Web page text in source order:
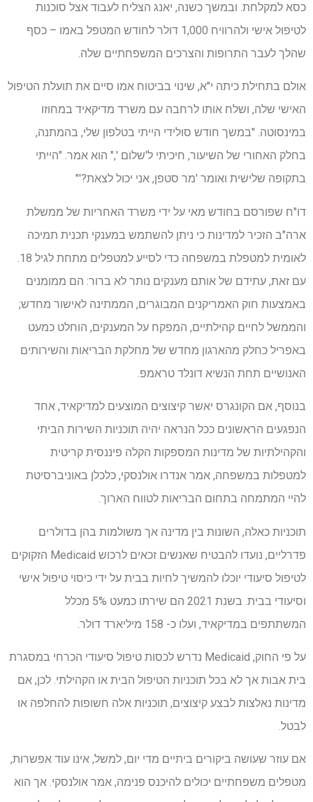
כסא למקלחת. ובמשך כשנה, יאנג הצליח לעבוד אצל סוכנות
לטיפול אישי ולהרוויח 1,000 דולר לחודש המטפל באמו – כסף
שהלך לעבר התרופות והצרכים המשפחתיים שלה.
אולם בתחילת כיתה י"א, שינוי בביטוח אמו סיים את תועלת הטיפול
האישי שלה, ושלח אותו לרחבה עם משרד מדיקאיד במחוזו
במינסוטה. "במשך חודש סולידי הייתי בטלפון שלי, בהמתנה,
בחלק האחורי של השיעור, חיכיתי ל'שלום '," הוא אמר. "הייתי
בתקופה שלישית ואומר 'מר סטפן, אני יכול לצאת?'"
דו"ח שפורסם בחודש מאי על ידי משרד האחריות של ממשלת
ארה"ב הזכיר למדינות כי ניתן להשתמש במענקי תכנית תמיכה
לאומית למטפלת במשפחה כדי לסייע למטפלים מתחת לגיל 18.
עם זאת, עתידם של אותם מענקים נותר לא ברור: הם ממומנים
באמצעות חוק האמריקנים המבוגרים, הממתינה לאישור מחדש;
והממשל לחיים קהילתיים, המפקח על המענקים, הוחלט כמעט
באפריל כחלק מהארגון מחדש של מחלקת הבריאות והשירותים
האנושיים תחת הנשיא דונלד טראמפ.
בנוסף, אם הקונגרס יאשר קיצוצים המוצעים למדיקאיד, אחד
הנפגעים הראשונים ככל הנראה יהיה תוכניות השירות הביתי
והקהילתיות של מדינות המספקות הקלה פיננסית קריטית
למטפלות במשפחה, אמר אנדרו אולנסקי, כלכלן באוניברסיטת
להיי המתמחה בתחום הבריאות לטווח הארוך.
תוכניות כאלה, השונות בין מדינה אך משולמות בהן בדולרים
פדרליים, נועדו להבטיח שאנשים זכאים לרכוש Medicaid הזקוקים
לטיפול סיעודי יוכלו להמשיך לחיות בבית על ידי כיסוי טיפול אישי
וסיעודי בבית. בשנת 2021 הם שירתו כמעט 5% מכלל
המשתתפים במדיקאיד, ועלו כ- 158 מיליארד דולר.
על פי החוק, Medicaid נדרש לכסות טיפול סיעודי הכרחי במסגרת
בית אבות אך לא בכל תוכניות הטיפול הבית או הקהילתי. לכן, אם
מדינות נאלצות לבצע קיצוצים, תוכניות אלה חשופות להחלפה או
לבטל.
אם עוזר שעושה ביקורים ביתיים מדי יום, למשל, אינו עוד אפשרות,
מטפלים משפחתיים יכולים להיכנס פנימה, אמר אולנסקי. אך הוא